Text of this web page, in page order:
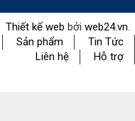
Thiết kế web bởi web24.vn.
Sản phẩm
Tin Tức
Liên hệ
Hỗ trợ